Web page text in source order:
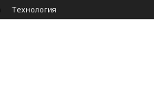
Технология